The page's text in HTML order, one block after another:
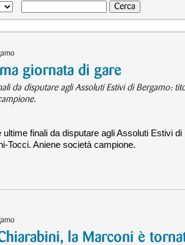
giornata di gare
da disputare agli Assoluti Estivi di Bergamo:
ultime finali da disputare agli Assoluti Estivi
Tocci. Aniene società campione.
la Marconi è